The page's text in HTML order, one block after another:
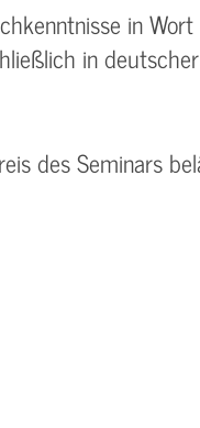
in
in
des Seminars